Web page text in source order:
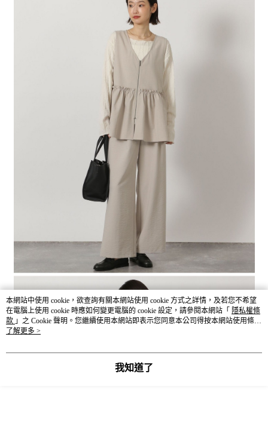
本網站中使用 cookie，欲查詢有關本網站使用 cookie 方式之詳情，及若您不希望
在電腦上使用 cookie 時應如何變更電腦的 cookie 設定，請參閱本網站「 隱私權條
款 」之 Cookie 聲明。您繼續使用本網站即表示您同意本公司得按本網站使用條款
之 Cookie 聲明使用 cookie。
了解更多 >
我知道了